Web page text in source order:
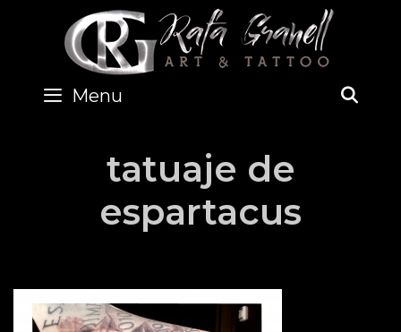
content
Menu
tatuaje de
espartacus